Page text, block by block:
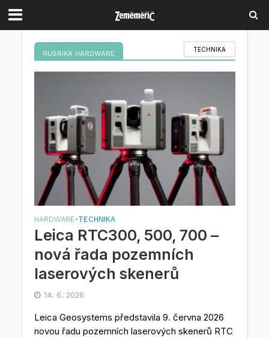
RUBRIKA HARDWARE
TECHNIKA
HARDWARE•TECHNIKA
Leica RTC300, 500, 700 –
nová řada pozemních
laserových skenerů
14. 6. 2026
Leica Geosystems představila 9. června 2026
novou řadu pozemních laserových skenerů RTC